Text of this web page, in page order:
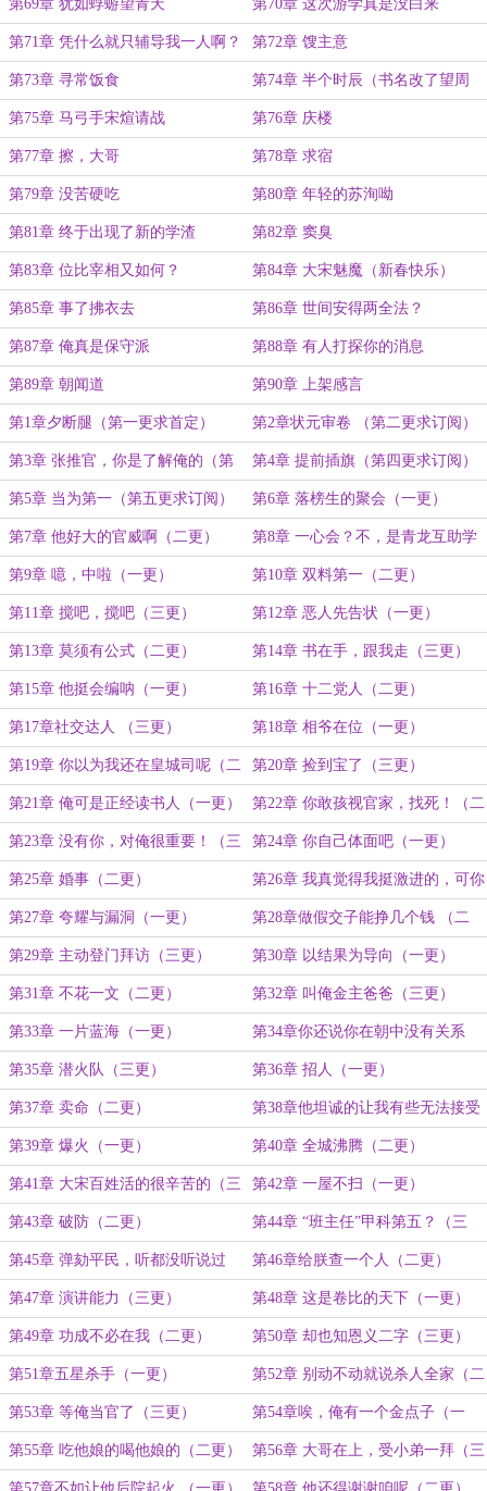
第69章 犹如蜉蝣望青天 第70章 这次游学真是没白来
第71章 凭什么就只辅导我一人啊？ 第72章 馊主意
第73章 寻常饭食 第74章 半个时辰（书名改了望周
知）
第75章 马弓手宋煊请战 第76章 庆楼
第77章 擦，大哥 第78章 求宿
第79章 没苦硬吃 第80章 年轻的苏洵呦
第81章 终于出现了新的学渣 第82章 窦臭
第83章 位比宰相又如何？ 第84章 大宋魅魔（新春快乐）
第85章 事了拂衣去 第86章 世间安得两全法？
第87章 俺真是保守派 第88章 有人打探你的消息
第89章 朝闻道 第90章 上架感言
第1章夕断腿（第一更求首定） 第2章状元审卷 （第二更求订阅）
第3章 张推官，你是了解俺的（第
三更求订阅）
第4章 提前插旗（第四更求订阅）
第5章 当为第一（第五更求订阅） 第6章 落榜生的聚会（一更）
第7章 他好大的官威啊（二更） 第8章 一心会？不，是青龙互助学
习小组（三更）
第9章 噫，中啦（一更） 第10章 双料第一（二更）
第11章 搅吧，搅吧（三更） 第12章 恶人先告状（一更）
第13章 莫须有公式（二更） 第14章 书在手，跟我走（三更）
第15章 他挺会编呐（一更） 第16章 十二党人（二更）
第17章社交达人 （三更） 第18章 相爷在位（一更）
第19章 你以为我还在皇城司呢（二
更）
第20章 捡到宝了（三更）
第21章 俺可是正经读书人（一更） 第22章 你敢孩视官家，找死！（二
更）
第23章 没有你，对俺很重要！（三
更）
第24章 你自己体面吧（一更）
第25章 婚事（二更） 第26章 我真觉得我挺激进的，可你
也太激进了（三更）
第27章 夸耀与漏洞（一更） 第28章做假交子能挣几个钱 （二
更）
第29章 主动登门拜访（三更） 第30章 以结果为导向（一更）
第31章 不花一文（二更） 第32章 叫俺金主爸爸（三更）
第33章 一片蓝海（一更） 第34章你还说你在朝中没有关系
（二更）
第35章 潜火队（三更） 第36章 招人（一更）
第37章 卖命（二更） 第38章他坦诚的让我有些无法接受
（三更）
第39章 爆火（一更） 第40章 全城沸腾（二更）
第41章 大宋百姓活的很辛苦的（三
更）
第42章 一屋不扫（一更）
第43章 破防（二更） 第44章 “班主任”甲科第五？（三
更）
第45章 弹劾平民，听都没听说过
（一更）
第46章给朕查一个人（二更）
第47章 演讲能力（三更） 第48章 这是卷比的天下（一更）
第49章 功成不必在我（二更） 第50章 却也知恩义二字（三更）
第51章五星杀手（一更） 第52章 别动不动就说杀人全家（二
更）
第53章 等俺当官了（三更） 第54章唉，俺有一个金点子（一
更）
第55章 吃他娘的喝他娘的（二更） 第56章 大哥在上，受小弟一拜（三
更）